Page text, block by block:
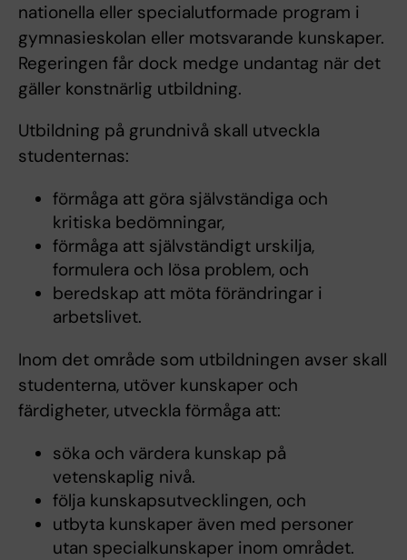
nationella eller specialutformade program i
gymnasieskolan eller motsvarande kunskaper.
Regeringen får dock medge undantag när det
gäller konstnärlig utbildning.
Utbildning på grundnivå skall utveckla
studenternas:
förmåga att göra självständiga och
kritiska bedömningar,
förmåga att självständigt urskilja,
formulera och lösa problem, och
beredskap att möta förändringar i
arbetslivet.
Inom det område som utbildningen avser skall
studenterna, utöver kunskaper och
färdigheter, utveckla förmåga att:
söka och värdera kunskap på
vetenskaplig nivå.
följa kunskapsutvecklingen, och
utbyta kunskaper även med personer
utan specialkunskaper inom området.